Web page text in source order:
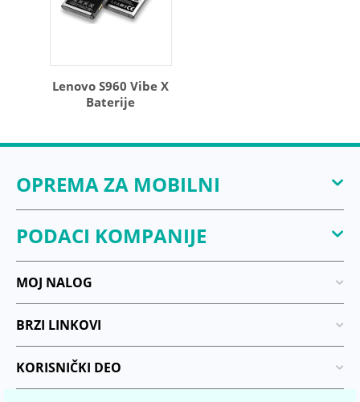
Lenovo S960 Vibe X
Baterije
OPREMA ZA MOBILNI
PODACI KOMPANIJE
MOJ NALOG
BRZI LINKOVI
KORISNIČKI DEO